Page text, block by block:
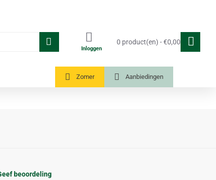
Inloggen
0 product(en) - €0,00
Zomer Aanbiedingen
beoordeling